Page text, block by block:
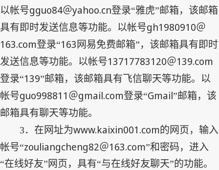
以帐号gguo84＠yahoo.cn登录“雅虎”邮箱，该邮箱
具有即时发送信息等功能。以帐号gh1980910＠
163.com登录“163 网易免费邮箱”，该邮箱具有即时
发送信息等功能。以帐号13717783120＠139.com
登录“139”邮箱，该邮箱具有飞信聊天等功能。以
帐号guo998811 ＠gmail.com登录“Gmail”邮箱，该
邮箱具有聊天等功能。
3．在网址为www.kaixin001.com的网页，输入
帐号“zouliangcheng82＠163.com”和密码，进入
“在线好友”网页，具有“与在线好友聊天”的功能。